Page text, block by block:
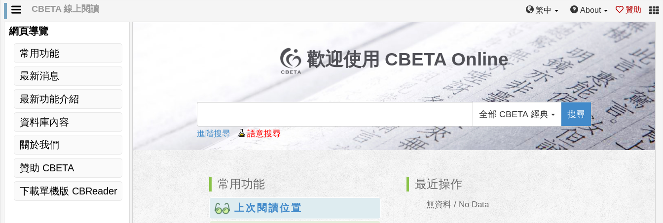
CBETA 線上閱讀 繁中 About 贊助
網頁導覽
常用功能
最新消息
最新功能介紹
資料庫內容
關於我們
贊助 CBETA
下載單機版 CBReader
歡迎使用 CBETA Online
全部 CBETA 經典 搜尋
進階搜尋 語意搜尋
常用功能
上次閱讀位置
最近操作
無資料 / No Data